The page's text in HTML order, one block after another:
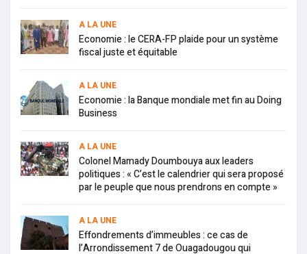
A LA UNE
Economie : le CERA-FP plaide pour un système
fiscal juste et équitable
A LA UNE
Economie : la Banque mondiale met fin au Doing
Business
A LA UNE
Colonel Mamady Doumbouya aux leaders
politiques : « C’est le calendrier qui sera proposé
par le peuple que nous prendrons en compte »
A LA UNE
Effondrements d’immeubles : ce cas de
l’Arrondissement 7 de Ouagadougou qui